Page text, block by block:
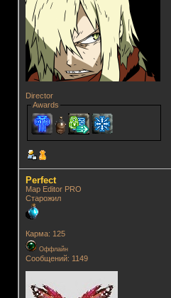
Director
Awards
Perfect
Map Editor PRO
Старожил
Карма: 125
Оффлайн
Сообщений: 1149